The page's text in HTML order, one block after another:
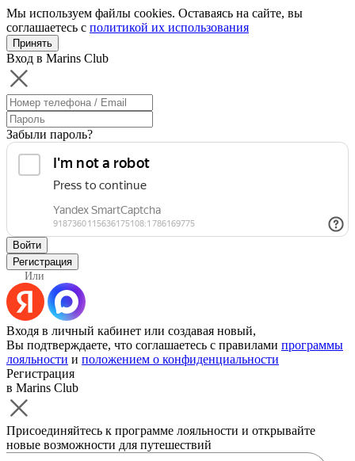
Мы используем файлы cookies. Оставаясь на сайте, вы
соглашаетесь с политикой их использования
Принять
Вход в Marins Club
Забыли пароль?
Войти
Регистрация
Или
Входя в личный кабинет или создавая новый,
Вы подтверждаете, что соглашаетесь с правилами программы
лояльности и положением о конфиденциальности
Регистрация
в Marins Club
Присоединяйтесь к программе лояльности и открывайте
новые возможности для путешествий